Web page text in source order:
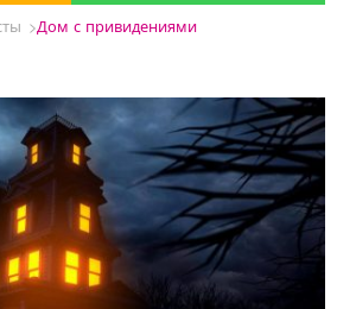
Дом с привидениями